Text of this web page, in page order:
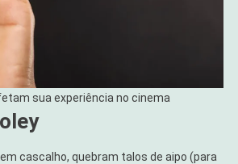
sua experiência no cinema
cascalho, quebram talos de aipo (para